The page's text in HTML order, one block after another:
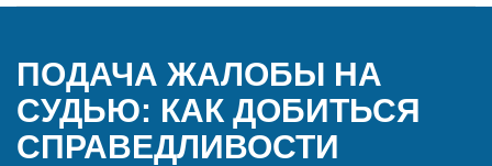
ПОДАЧА ЖАЛОБЫ НА
СУДЬЮ: КАК ДОБИТЬСЯ
СПРАВЕДЛИВОСТИ